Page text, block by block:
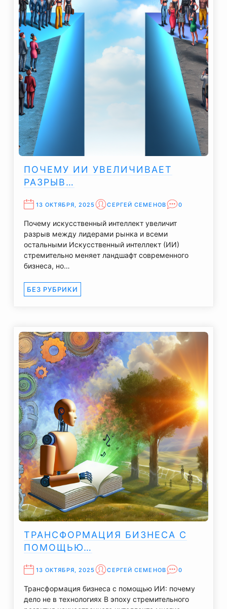
ПОЧЕМУ ИИ УВЕЛИЧИВАЕТ
РАЗРЫВ…
13 ОКТЯБРЯ, 2025 СЕРГЕЙ СЕМЕНОВ 0
Почему искусственный интеллект увеличит
разрыв между лидерами рынка и всеми
остальными Искусственный интеллект (ИИ)
стремительно меняет ландшафт современного
бизнеса, но…
БЕЗ РУБРИКИ
ТРАНСФОРМАЦИЯ БИЗНЕСА С
ПОМОЩЬЮ…
13 ОКТЯБРЯ, 2025 СЕРГЕЙ СЕМЕНОВ 0
Трансформация бизнеса с помощью ИИ: почему
дело не в технологиях В эпоху стремительного